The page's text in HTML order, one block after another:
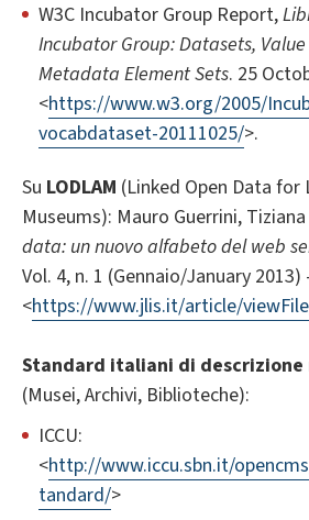
W3C Incubator Group Report,
Incubator Group: Datasets,
Metadata Element Sets. 25
<https://www.w3.org/2005/
vocabdataset-20111025/>.
Su LODLAM (Linked Open Data for
Museums): Mauro Guerrini,
data: un nuovo alfabeto del web
Vol. 4, n. 1 (Gennaio/January 2013)
<https://www.jlis.it/article/
Standard italiani di descrizione
(Musei, Archivi, Biblioteche):
ICCU:
<http://www.iccu.sbn.it/
tandard/>